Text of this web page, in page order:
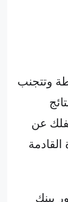
وتتجنب
عن
القادمة
بينك